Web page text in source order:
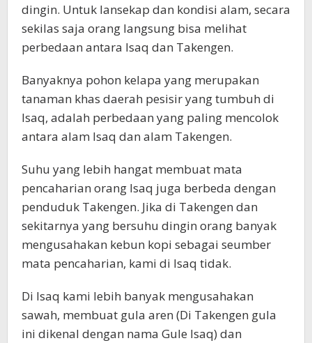
dingin. Untuk lansekap dan kondisi alam, secara
sekilas saja orang langsung bisa melihat
perbedaan antara Isaq dan Takengen.
Banyaknya pohon kelapa yang merupakan
tanaman khas daerah pesisir yang tumbuh di
Isaq, adalah perbedaan yang paling mencolok
antara alam Isaq dan alam Takengen.
Suhu yang lebih hangat membuat mata
pencaharian orang Isaq juga berbeda dengan
penduduk Takengen. Jika di Takengen dan
sekitarnya yang bersuhu dingin orang banyak
mengusahakan kebun kopi sebagai seumber
mata pencaharian, kami di Isaq tidak.
Di Isaq kami lebih banyak mengusahakan
sawah, membuat gula aren (Di Takengen gula
ini dikenal dengan nama Gule Isaq) dan